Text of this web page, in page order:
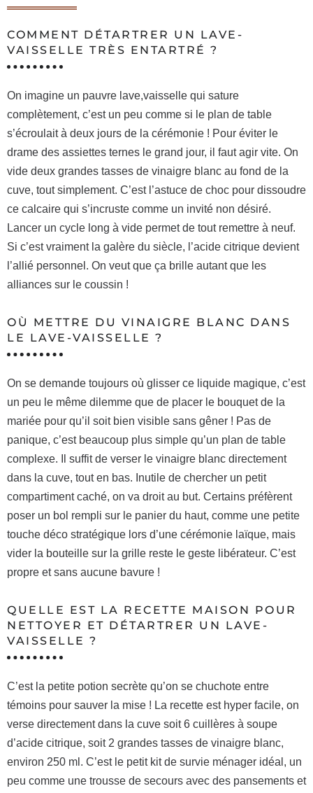
COMMENT DÉTARTRER UN LAVE-
VAISSELLE TRÈS ENTARTRÉ ?
On imagine un pauvre lave,vaisselle qui sature
complètement, c’est un peu comme si le plan de table
s’écroulait à deux jours de la cérémonie ! Pour éviter le
drame des assiettes ternes le grand jour, il faut agir vite. On
vide deux grandes tasses de vinaigre blanc au fond de la
cuve, tout simplement. C’est l’astuce de choc pour dissoudre
ce calcaire qui s’incruste comme un invité non désiré.
Lancer un cycle long à vide permet de tout remettre à neuf.
Si c’est vraiment la galère du siècle, l’acide citrique devient
l’allié personnel. On veut que ça brille autant que les
alliances sur le coussin !
OÙ METTRE DU VINAIGRE BLANC DANS
LE LAVE-VAISSELLE ?
On se demande toujours où glisser ce liquide magique, c’est
un peu le même dilemme que de placer le bouquet de la
mariée pour qu’il soit bien visible sans gêner ! Pas de
panique, c’est beaucoup plus simple qu’un plan de table
complexe. Il suffit de verser le vinaigre blanc directement
dans la cuve, tout en bas. Inutile de chercher un petit
compartiment caché, on va droit au but. Certains préfèrent
poser un bol rempli sur le panier du haut, comme une petite
touche déco stratégique lors d’une cérémonie laïque, mais
vider la bouteille sur la grille reste le geste libérateur. C’est
propre et sans aucune bavure !
QUELLE EST LA RECETTE MAISON POUR
NETTOYER ET DÉTARTRER UN LAVE-
VAISSELLE ?
C’est la petite potion secrète qu’on se chuchote entre
témoins pour sauver la mise ! La recette est hyper facile, on
verse directement dans la cuve soit 6 cuillères à soupe
d’acide citrique, soit 2 grandes tasses de vinaigre blanc,
environ 250 ml. C’est le petit kit de survie ménager idéal, un
peu comme une trousse de secours avec des pansements et